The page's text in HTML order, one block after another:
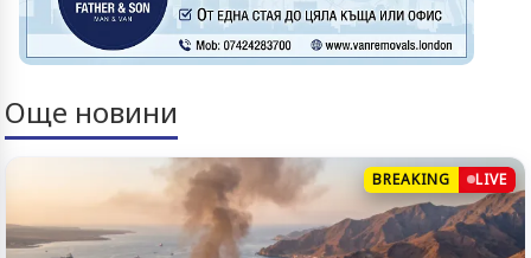
Още новини
BREAKING LIVE